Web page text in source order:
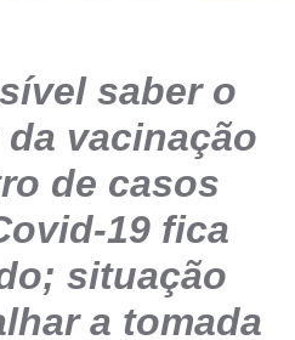
saber o
vacinação
de casos
19 fica
situação
a tomada